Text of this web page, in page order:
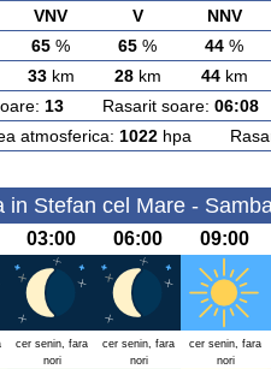
VNV V NNV
65 % 65 % 44 %
33km 28km 44km
13Rasarit soare: 06:08
1022hpa
in Stefan cel Mare -
03:00 06:00 09:00
cer senin, fara
nori
cer senin, fara
nori
cer senin, fara
nori